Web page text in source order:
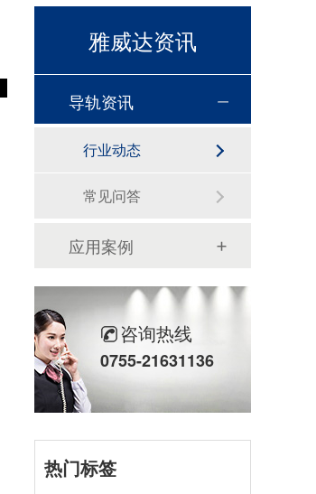
雅威达资讯
导轨资讯
行业动态
常见问答
应用案例
咨询热线
0755-21631136
热门标签